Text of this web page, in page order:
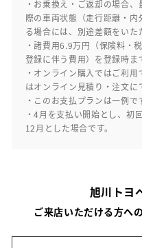
・お乗換え・ご返却の場合
際の車両状態（走行距離・
る場合には、別途差額をいた
・諸費用6.9万円（保険料・
登録に伴う費用）を登録時ま
・オンライン購入ではご利
はオンライン見積り・注文に
・このお支払プランは一例で
・4月を支払い開始とし、初
12月とした場合です。
旭川トヨ
ご来店いただける方へ